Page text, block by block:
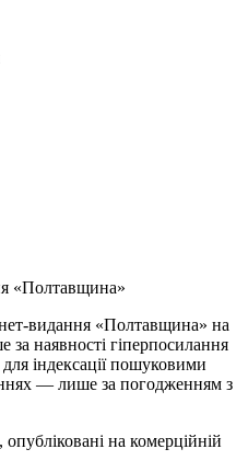
«Полтавщина»
видання «Полтавщина» на
за наявності гіперпосилання
індексації пошуковими
— лише за погодженням з
, опубліковані на комерційній